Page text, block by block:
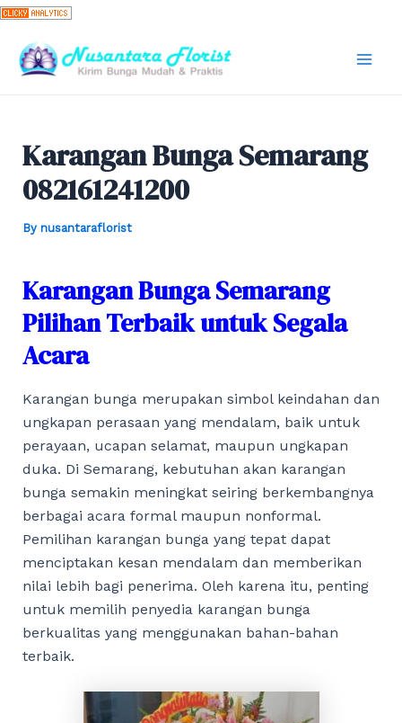
Skip
content
Karangan Bunga Semarang
082161241200
By nusantaraflorist
Karangan Bunga Semarang
Pilihan Terbaik untuk Segala
Acara
Karangan bunga merupakan simbol keindahan dan
ungkapan perasaan yang mendalam, baik untuk
perayaan, ucapan selamat, maupun ungkapan
duka. Di Semarang, kebutuhan akan karangan
bunga semakin meningkat seiring berkembangnya
berbagai acara formal maupun nonformal.
Pemilihan karangan bunga yang tepat dapat
menciptakan kesan mendalam dan memberikan
nilai lebih bagi penerima. Oleh karena itu, penting
untuk memilih penyedia karangan bunga
berkualitas yang menggunakan bahan-bahan
terbaik.